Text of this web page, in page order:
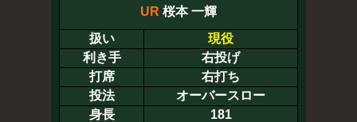
UR 桜本 一輝
扱い
現役
利き手
右投げ
打席
右打ち
投法
オーバースロー
身長
181